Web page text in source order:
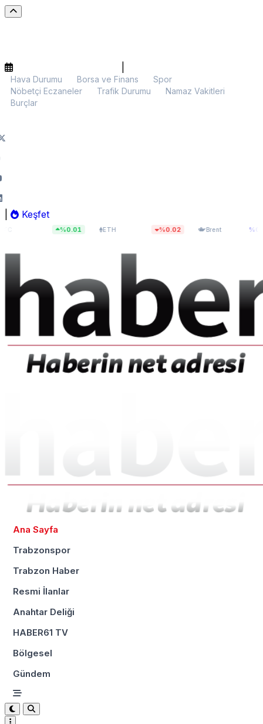
Hava Durumu Borsa ve Finans
Spor
Nöbetçi Eczaneler
Trafik Durumu
Namaz Vakitleri
Burçlar
Keşfet
ETH $1.916,23 Brent $83,55 %0.00
Ana Sayfa
Trabzonspor
Trabzon Haber
Resmi İlanlar
Anahtar Deliği
HABER61 TV
Bölgesel
Gündem